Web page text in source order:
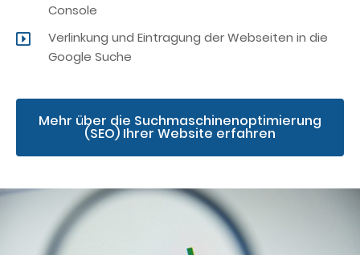
Console
Verlinkung und Eintragung der Webseiten in die
Google Suche
Mehr über die Suchmaschinenoptimierung
(SEO) Ihrer Website erfahren